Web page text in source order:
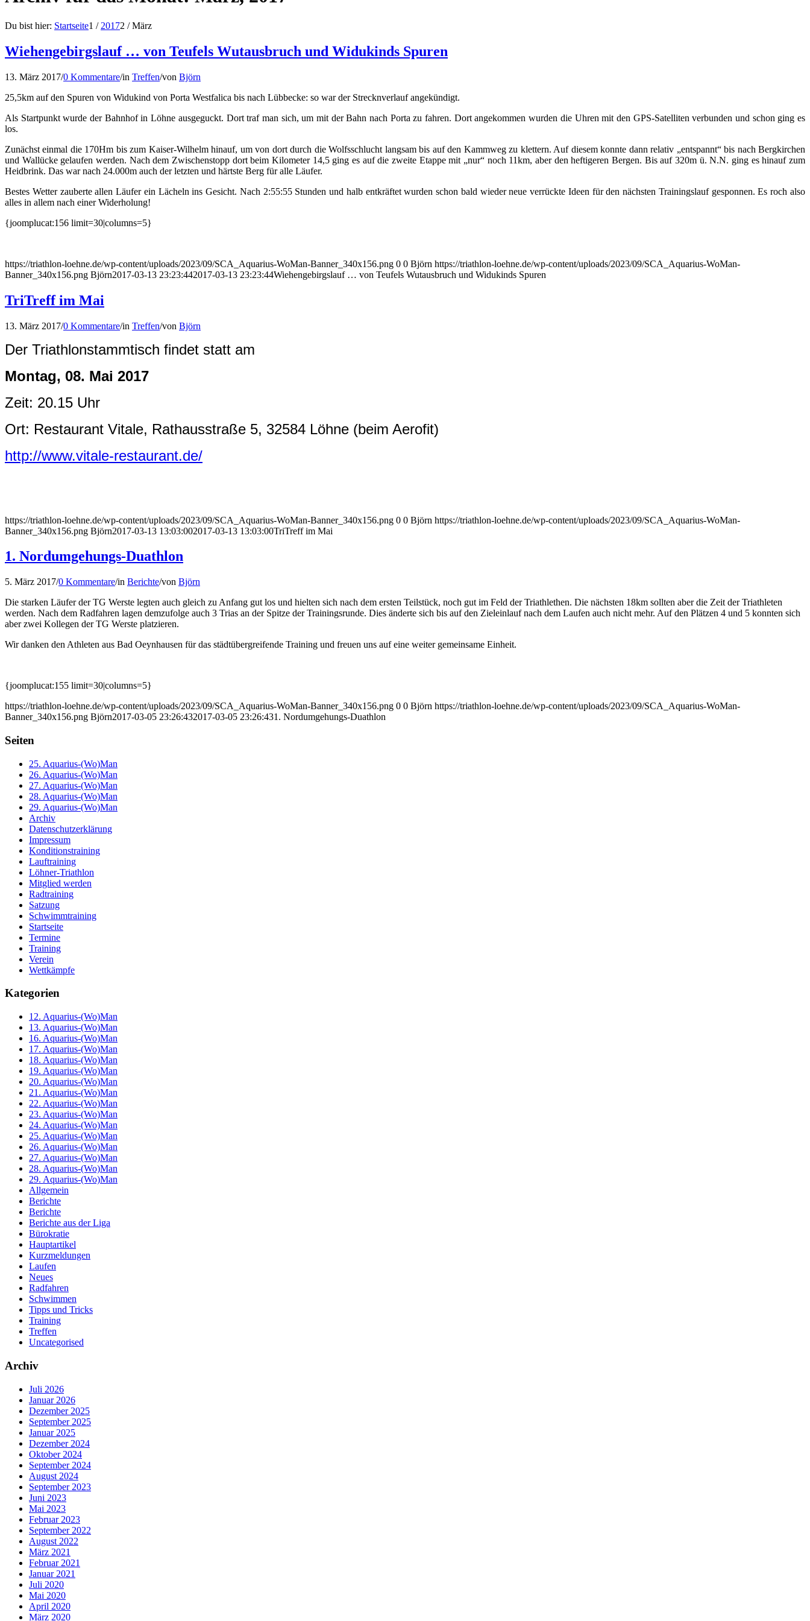
Du bist hier: Startseite1 / 20172 / März
Wiehengebirgslauf … von Teufels Wutausbruch und Widukinds Spuren
13. März 2017/0 Kommentare/in Treffen/von Björn
25,5km auf den Spuren von Widukind von Porta Westfalica bis nach Lübbecke: so war der Strecknverlauf angekündigt.
Als Startpunkt wurde der Bahnhof in Löhne ausgeguckt. Dort traf man sich, um mit der Bahn nach Porta zu fahren. Dort angekommen wurden die Uhren mit den GPS-Satelliten verbunden und schon ging es
los.
Zunächst einmal die 170Hm bis zum Kaiser-Wilhelm hinauf, um von dort durch die Wolfsschlucht langsam bis auf den Kammweg zu klettern. Auf diesem konnte dann relativ „entspannt“ bis nach Bergkirchen
und Wallücke gelaufen werden. Nach dem Zwischenstopp dort beim Kilometer 14,5 ging es auf die zweite Etappe mit „nur“ noch 11km, aber den heftigeren Bergen. Bis auf 320m ü. N.N. ging es hinauf zum
Heidbrink. Das war nach 24.000m auch der letzten und härtste Berg für alle Läufer.
Bestes Wetter zauberte allen Läufer ein Lächeln ins Gesicht. Nach 2:55:55 Stunden und halb entkräftet wurden schon bald wieder neue verrückte Ideen für den nächsten Trainingslauf gesponnen. Es roch also
alles in allem nach einer Widerholung!
{joomplucat:156 limit=30|columns=5}
https://triathlon-loehne.de/wp-content/uploads/2023/09/SCA_Aquarius-WoMan-Banner_340x156.png 0 0 Björn https://triathlon-loehne.de/wp-content/uploads/2023/09/SCA_Aquarius-WoMan-
Banner_340x156.png Björn2017-03-13 23:23:442017-03-13 23:23:44Wiehengebirgslauf … von Teufels Wutausbruch und Widukinds Spuren
TriTreff im Mai
13. März 2017/0 Kommentare/in Treffen/von Björn
Der Triathlonstammtisch findet statt am
Montag, 08. Mai 2017
Zeit: 20.15 Uhr
Ort: Restaurant Vitale, Rathausstraße 5, 32584 Löhne (beim Aerofit)
http://www.vitale-restaurant.de/
https://triathlon-loehne.de/wp-content/uploads/2023/09/SCA_Aquarius-WoMan-Banner_340x156.png 0 0 Björn https://triathlon-loehne.de/wp-content/uploads/2023/09/SCA_Aquarius-WoMan-
Banner_340x156.png Björn2017-03-13 13:03:002017-03-13 13:03:00TriTreff im Mai
1. Nordumgehungs-Duathlon
5. März 2017/0 Kommentare/in Berichte/von Björn
Die starken Läufer der TG Werste legten auch gleich zu Anfang gut los und hielten sich nach dem ersten Teilstück, noch gut im Feld der Triathlethen. Die nächsten 18km sollten aber die Zeit der Triathleten
werden. Nach dem Radfahren lagen demzufolge auch 3 Trias an der Spitze der Trainingsrunde. Dies änderte sich bis auf den Zieleinlauf nach dem Laufen auch nicht mehr. Auf den Plätzen 4 und 5 konnten sich
aber zwei Kollegen der TG Werste platzieren.
Wir danken den Athleten aus Bad Oeynhausen für das städtübergreifende Training und freuen uns auf eine weiter gemeinsame Einheit.
{joomplucat:155 limit=30|columns=5}
https://triathlon-loehne.de/wp-content/uploads/2023/09/SCA_Aquarius-WoMan-Banner_340x156.png 0 0 Björn https://triathlon-loehne.de/wp-content/uploads/2023/09/SCA_Aquarius-WoMan-
Banner_340x156.png Björn2017-03-05 23:26:432017-03-05 23:26:431. Nordumgehungs-Duathlon
Seiten
25. Aquarius-(Wo)Man
26. Aquarius-(Wo)Man
27. Aquarius-(Wo)Man
28. Aquarius-(Wo)Man
29. Aquarius-(Wo)Man
Archiv
Datenschutzerklärung
Impressum
Konditionstraining
Lauftraining
Löhner-Triathlon
Mitglied werden
Radtraining
Satzung
Schwimmtraining
Startseite
Termine
Training
Verein
Wettkämpfe
Kategorien
12. Aquarius-(Wo)Man
13. Aquarius-(Wo)Man
16. Aquarius-(Wo)Man
17. Aquarius-(Wo)Man
18. Aquarius-(Wo)Man
19. Aquarius-(Wo)Man
20. Aquarius-(Wo)Man
21. Aquarius-(Wo)Man
22. Aquarius-(Wo)Man
23. Aquarius-(Wo)Man
24. Aquarius-(Wo)Man
25. Aquarius-(Wo)Man
26. Aquarius-(Wo)Man
27. Aquarius-(Wo)Man
28. Aquarius-(Wo)Man
29. Aquarius-(Wo)Man
Allgemein
Berichte
Berichte
Berichte aus der Liga
Bürokratie
Hauptartikel
Kurzmeldungen
Laufen
Neues
Radfahren
Schwimmen
Tipps und Tricks
Training
Treffen
Uncategorised
Archiv
Juli 2026
Januar 2026
Dezember 2025
September 2025
Januar 2025
Dezember 2024
Oktober 2024
September 2024
August 2024
September 2023
Juni 2023
Mai 2023
Februar 2023
September 2022
August 2022
März 2021
Februar 2021
Januar 2021
Juli 2020
Mai 2020
April 2020
März 2020